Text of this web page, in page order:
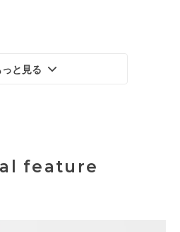
っと見る
feature